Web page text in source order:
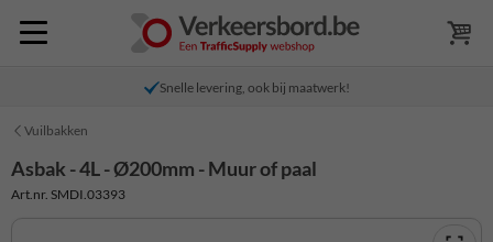
Snelle levering, ook bij maatwerk!
Vuilbakken
Asbak - 4L - Ø200mm - Muur of paal
Art.nr. SMDI.03393